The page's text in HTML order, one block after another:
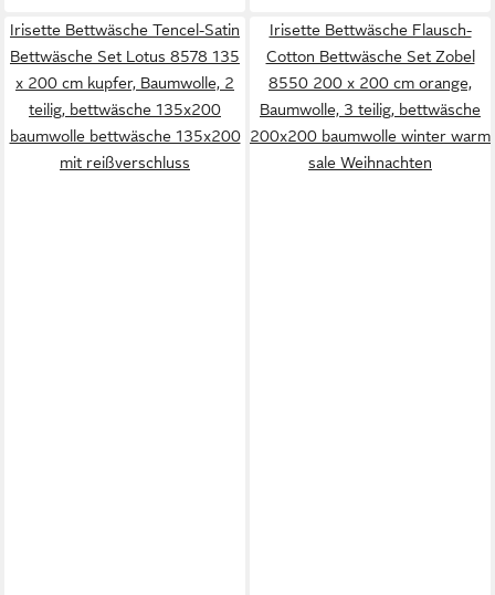
Irisette Bettwäsche Tencel-Satin
Bettwäsche Set Lotus 8578 135
x 200 cm kupfer, Baumwolle, 2
teilig, bettwäsche 135x200
baumwolle bettwäsche 135x200
mit reißverschluss
Irisette Bettwäsche Flausch-
Cotton Bettwäsche Set Zobel
8550 200 x 200 cm orange,
Baumwolle, 3 teilig, bettwäsche
200x200 baumwolle winter warm
sale Weihnachten